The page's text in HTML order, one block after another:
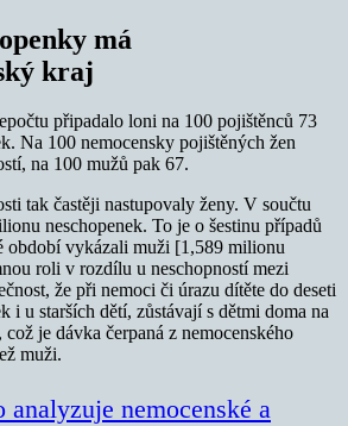
má
kraj
připadalo loni na 100 pojištěnců 73
Na 100 nemocensky pojištěných žen
na 100 mužů pak 67.
tak častěji nastupovaly ženy. V součtu
neschopenek. To je o šestinu případů
období vykázali muži [1,589 milionu
roli v rozdílu u neschopností mezi
že při nemoci či úrazu dítěte do deseti
i u starších dětí, zůstávají s dětmi doma na
je dávka čerpaná z nemocenského
muži.
nemocenské a